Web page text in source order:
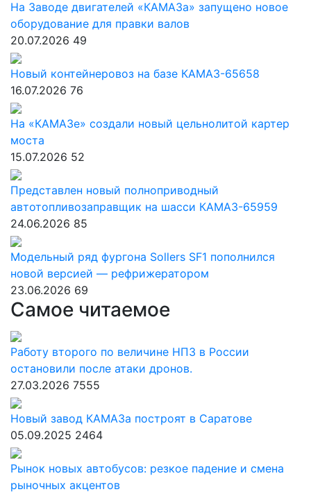
На Заводе двигателей «КАМАЗа» запущено новое
оборудование для правки валов
20.07.2026 49
Новый контейнеровоз на базе КАМАЗ-65658
16.07.2026 76
На «КАМАЗе» создали новый цельнолитой картер
моста
15.07.2026 52
Представлен новый полноприводный
автотопливозаправщик на шасси КАМАЗ-65959
24.06.2026 85
Модельный ряд фургона Sollers SF1 пополнился
новой версией — рефрижератором
23.06.2026 69
Самое читаемое
Работу второго по величине НПЗ в России
остановили после атаки дронов.
27.03.2026 7555
Новый завод КАМАЗа построят в Саратове
05.09.2025 2464
Рынок новых автобусов: резкое падение и смена
рыночных акцентов